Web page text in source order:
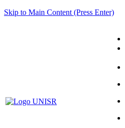
Skip to Main Content (Press Enter)